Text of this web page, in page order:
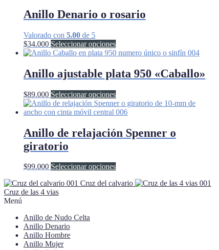
Anillo Denario o rosario
Valorado con 5.00 de 5
$34.000 Seleccionar opcionesEste
producto
múltiples
variantes.
opciones
se
pueden
en
la
producto
Anillo ajustable plata 950 «Caballo»
$89.000 Seleccionar opcionesEste
producto
tiene
variantes.
Las
pueden
elegir
en
Anillo de relajación Spenner o
giratorio
$99.000 Seleccionar opcionesEste
tiene
Cruz del calvario
Cruz de las 4 vias
Menú
Anillo de Nudo Celta
Anillo Denario
Anillo Hombre
Anillo Mujer